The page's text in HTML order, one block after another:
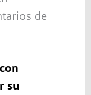
de
su